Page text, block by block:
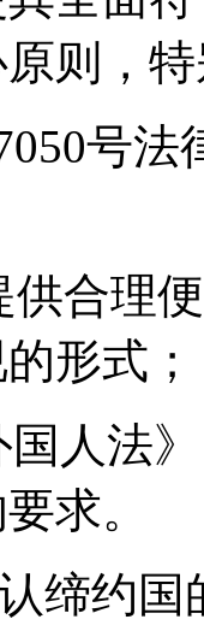
则，
号
供合理
形式；
国人法
求。
缔约